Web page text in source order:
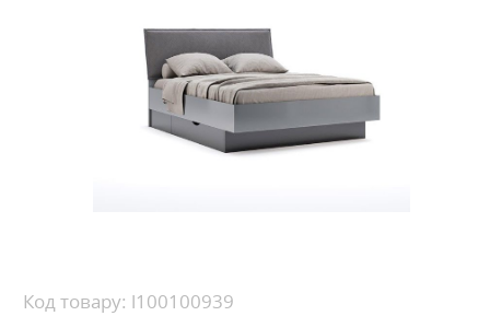
beginning
Код товару: l100100939